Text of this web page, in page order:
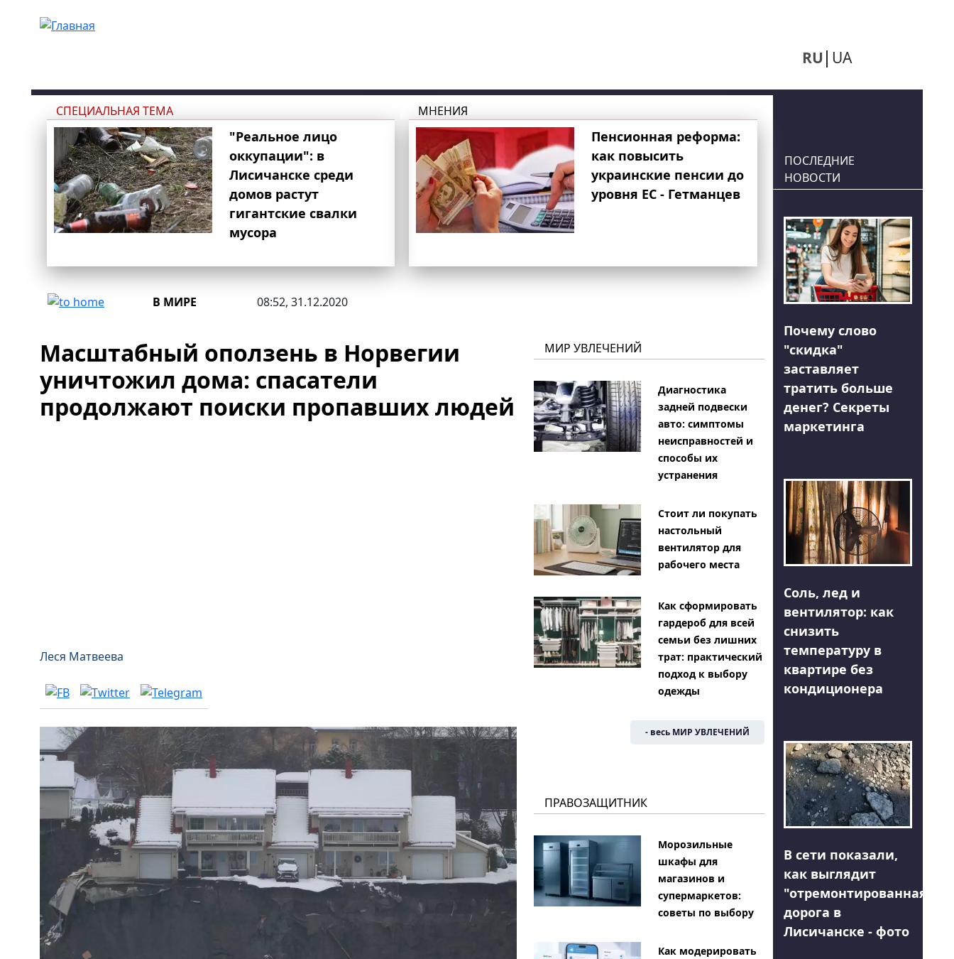
RU UA
СПЕЦИАЛЬНАЯ ТЕМА
"Реальное лицо
оккупации": в
Лисичанске среди
домов растут
гигантские свалки
мусора
МНЕНИЯ
Пенсионная реформа:
как повысить
украинские пенсии до
уровня ЕС - Гетманцев
В МИРЕ 08:52, 31.12.2020
​​​​​​​Масштабный оползень в Норвегии
уничтожил дома: спасатели
продолжают поиски пропавших людей
Леся Матвеева
МИР УВЛЕЧЕНИЙ
Диагностика
задней подвески
авто: симптомы
неисправностей и
способы их
устранения
Стоит ли покупать
настольный
вентилятор для
рабочего места
Как сформировать
гардероб для всей
семьи без лишних
трат: практический
подход к выбору
одежды
- весь МИР УВЛЕЧЕНИЙ
ПРАВОЗАЩИТНИК
Морозильные
шкафы для
магазинов и
супермаркетов:
советы по выбору
Как модерировать
ПОСЛЕДНИЕ
НОВОСТИ
Почему слово
"скидка"
заставляет
тратить больше
денег? Секреты
маркетинга
Соль, лед и
вентилятор: как
снизить
температуру в
квартире без
кондиционера
В сети показали,
как выглядит
"отремонтированная"
дорога в
Лисичанске - фото